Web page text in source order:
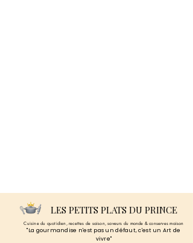
LES PETITS PLATS DU PRINCE
Cuisine du quotidien, recettes de saison, saveurs du monde & conserves maison
"La gourmandise n'est pas un défaut, c'est un Art de
vivre"